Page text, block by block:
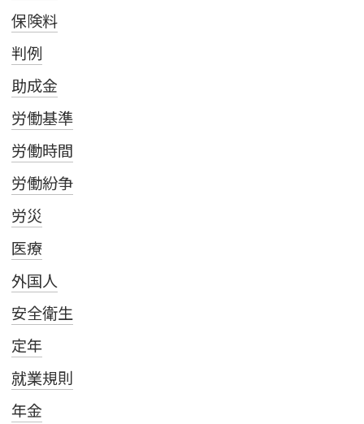
保険料
判例
助成金
労働基準
労働時間
労働紛争
労災
医療
外国人
安全衛生
定年
就業規則
年金